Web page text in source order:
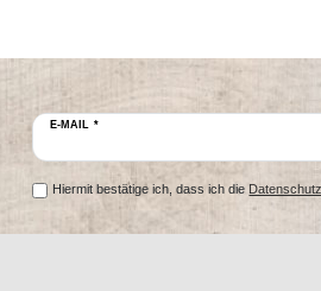
E-MAIL *
Hiermit bestätige ich, dass ich die